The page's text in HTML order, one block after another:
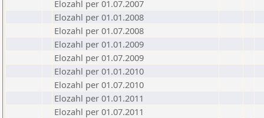
Elozahl per 01.07.2007
Elozahl per 01.01.2008
Elozahl per 01.07.2008
Elozahl per 01.01.2009
Elozahl per 01.07.2009
Elozahl per 01.01.2010
Elozahl per 01.07.2010
Elozahl per 01.01.2011
Elozahl per 01.07.2011